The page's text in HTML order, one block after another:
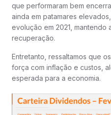
que performaram bem
ainda em patamares
evolução em 2021, mantendo
recuperação.
Entretanto, ressaltamos que
força com inflação e custos,
esperada para a economia.